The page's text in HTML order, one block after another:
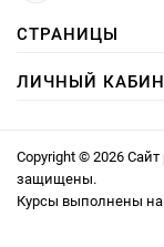
СТРАНИЦЫ
ЛИЧНЫЙ
Copyright © 2026
защищены.
Курсы выполнены